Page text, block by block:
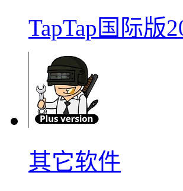
TapTap国际版
其它软件